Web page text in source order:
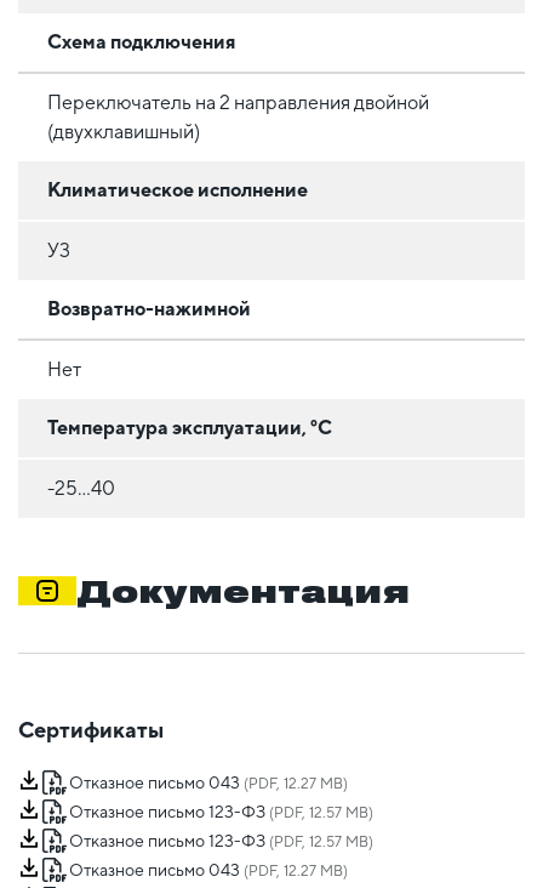
Схема подключения
Переключатель на 2 направления двойной
(двухклавишный)
Климатическое исполнение
У3
Возвратно-нажимной
Нет
Температура эксплуатации, °C
-25...40
Документация
Сертификаты
Отказное письмо 043 (PDF, 12.27 MB)
Отказное письмо 123-ФЗ (PDF, 12.57 MB)
Отказное письмо 123-ФЗ (PDF, 12.57 MB)
Отказное письмо 043 (PDF, 12.27 MB)